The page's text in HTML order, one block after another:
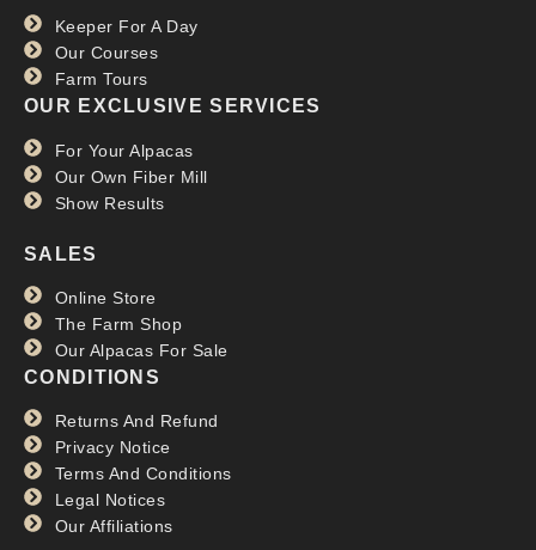
Keeper For A Day
Our Courses
Farm Tours
OUR EXCLUSIVE SERVICES
For Your Alpacas
Our Own Fiber Mill
Show Results
SALES
Online Store
The Farm Shop
Our Alpacas For Sale
CONDITIONS
Returns And Refund
Privacy Notice
Terms And Conditions
Legal Notices
Our Affiliations